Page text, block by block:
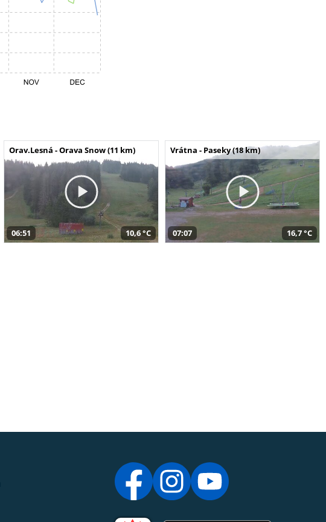
Orav.Lesná - Orava Snow (11 km)
06:51 10,6 °C
Vrátna - Paseky (18 km)
07:07 16,7 °C